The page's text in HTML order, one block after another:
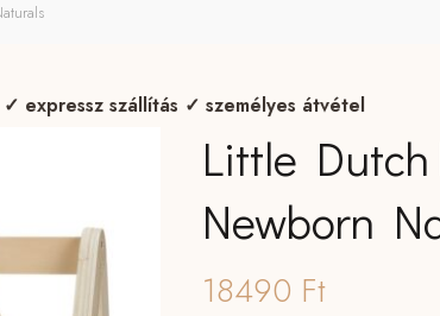
✓ expressz szállítás ✓ személyes átvétel
Little
Newborn
18490 Ft